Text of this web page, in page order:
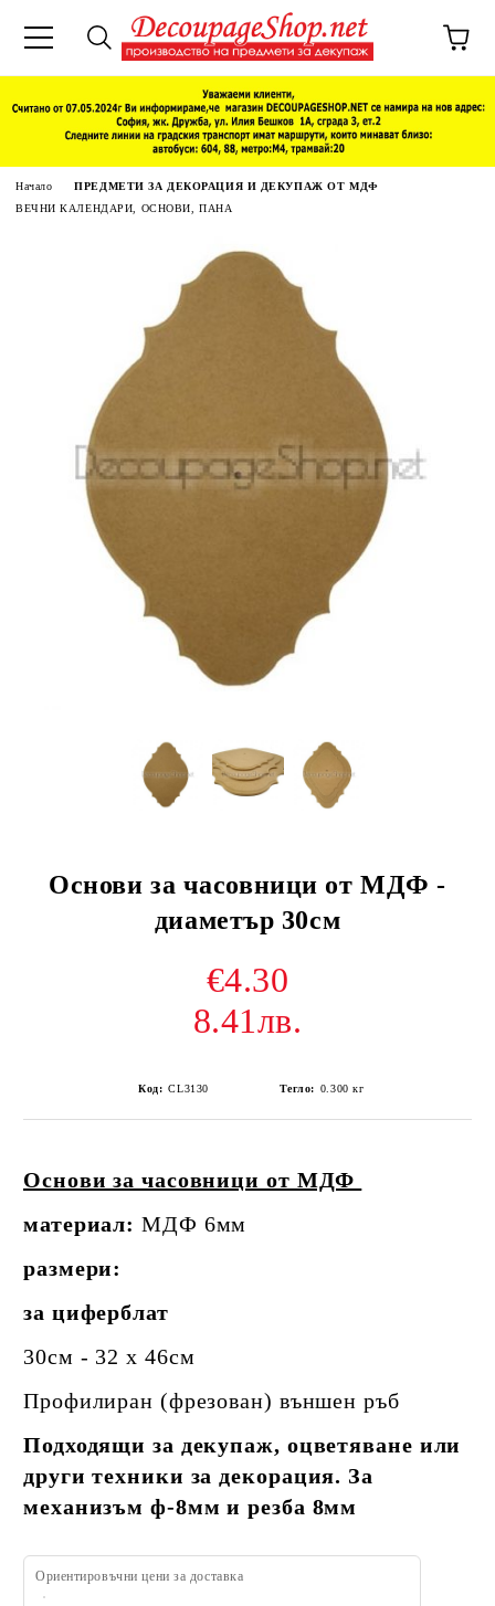
Начало
ПРЕДМЕТИ ЗА ДЕКОРАЦИЯ И ДЕКУПАЖ ОТ МДФ
ВЕЧНИ КАЛЕНДАРИ, ОСНОВИ, ПАНА
Основи за часовници от МДФ -
диаметър 30см
€4.30
8.41лв.
Код: CL3130 Тегло: 0.300 кг
Основи за часовници от МДФ
материал: МДФ 6мм
размери:
за циферблат
30см - 32 х 46см
Профилиран (фрезован) външен ръб
Подходящи за декупаж, оцветяване или
други техники за декорация. За
механизъм ф-8мм и резба 8мм
Ориентировъчни цени за доставка